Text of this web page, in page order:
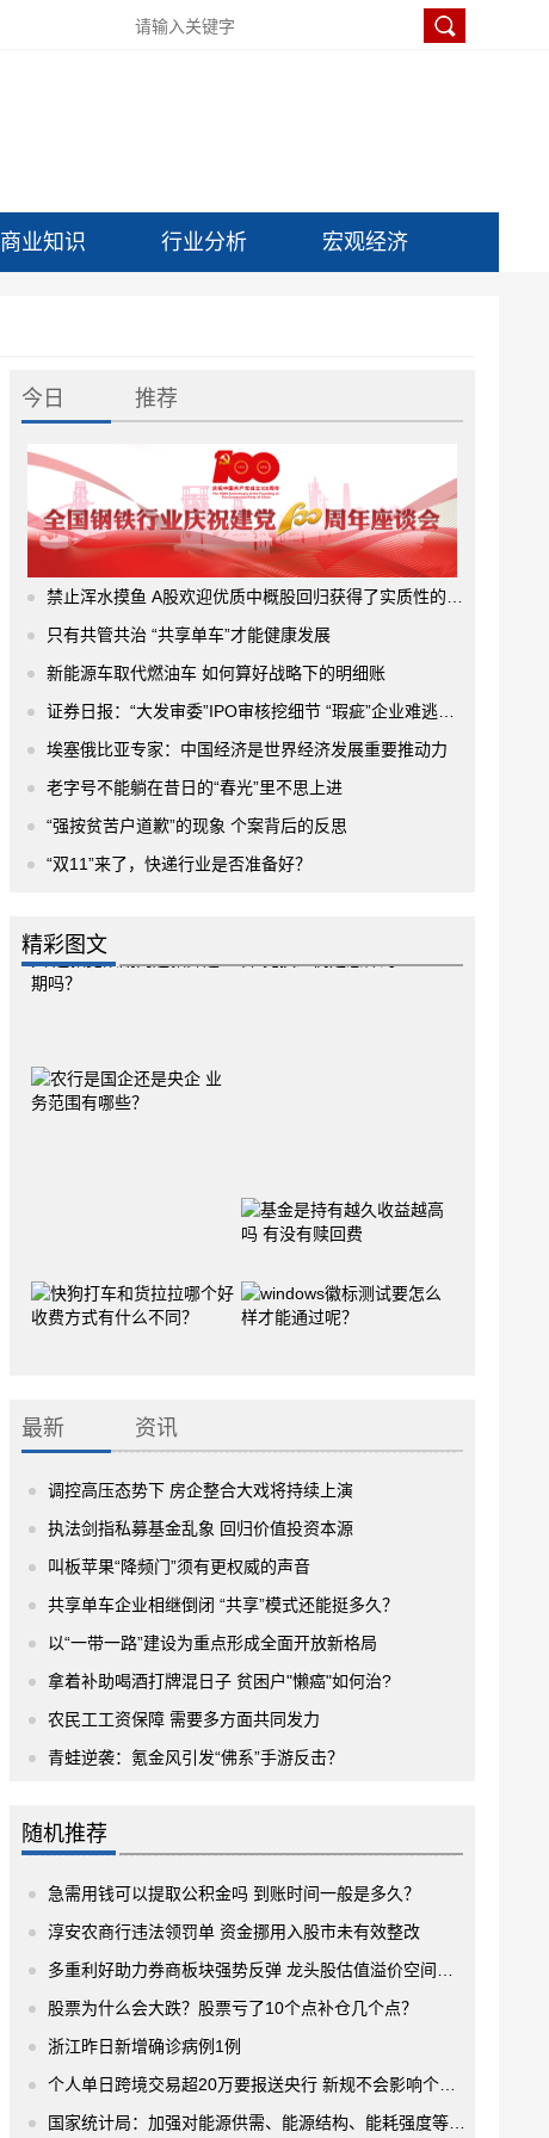
商业知识 行业分析 宏观经济
今日 推荐
禁止浑水摸鱼 A股欢迎优质中概股回归获得了实质性的进展
只有共管共治 “共享单车”才能健康发展
新能源车取代燃油车 如何算好战略下的明细账
证券日报：“大发审委”IPO审核挖细节 “瑕疵”企业难逃法眼
埃塞俄比亚专家：中国经济是世界经济发展重要推动力
老字号不能躺在昔日的“春光”里不思上进
“强按贫苦户道歉”的现象 个案背后的反思
“双11”来了，快递行业是否准备好？
精彩图文
最新 资讯
调控高压态势下 房企整合大戏将持续上演
执法剑指私募基金乱象 回归价值投资本源
叫板苹果“降频门”须有更权威的声音
共享单车企业相继倒闭 “共享”模式还能挺多久？
以“一带一路”建设为重点形成全面开放新格局
拿着补助喝酒打牌混日子 贫困户"懒癌"如何治?
农民工工资保障 需要多方面共同发力
青蛙逆袭：氪金风引发“佛系”手游反击？
随机推荐
急需用钱可以提取公积金吗 到账时间一般是多久？
淳安农商行违法领罚单 资金挪用入股市未有效整改
多重利好助力券商板块强势反弹 龙头股估值溢价空间犹存
股票为什么会大跌？股票亏了10个点补仓几个点？
浙江昨日新增确诊病例1例
个人单日跨境交易超20万要报送央行 新规不会影响个人客户正常交易
国家统计局：加强对能源供需、能源结构、能耗强度等统计监测